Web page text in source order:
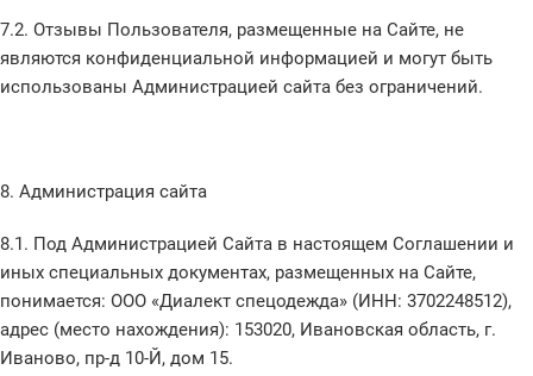
7.2. Отзывы Пользователя, размещенные на Сайте, не
являются конфиденциальной информацией и могут быть
использованы Администрацией сайта без ограничений.
8. Администрация сайта
8.1. Под Администрацией Сайта в настоящем Соглашении и
иных специальных документах, размещенных на Сайте,
понимается: ООО «Диалект спецодежда» (ИНН: 3702248512),
адрес (место нахождения): 153020, Ивановская область, г.
Иваново, пр-д 10-Й, дом 15.